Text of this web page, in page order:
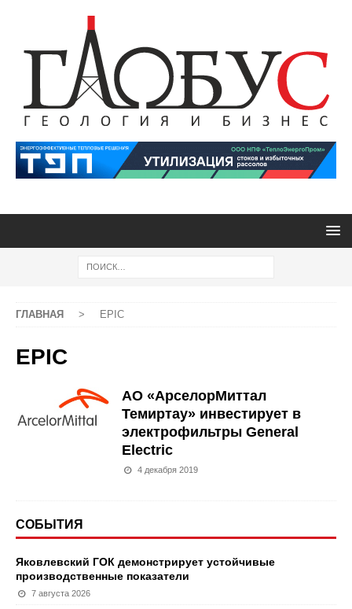
ГЛАВНАЯ > EPIC
EPIC
АО «АрселорМиттал
Темиртау» инвестирует в
электрофильтры General
Electric
4 декабря 2019
СОБЫТИЯ
Яковлевский ГОК демонстрирует устойчивые
производственные показатели
7 августа 2026